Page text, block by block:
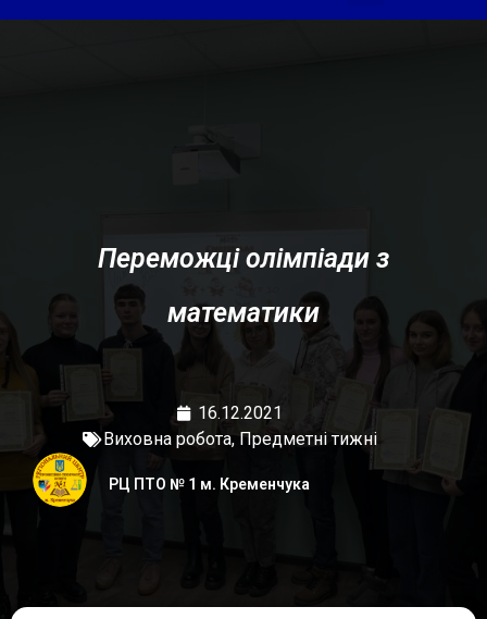
Переможці олімпіади з
математики
16.12.2021
Виховна робота, Предметні тижні
РЦ ПТО № 1 м. Кременчука